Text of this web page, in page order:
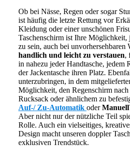
Ob bei Nässe, Regen oder sogar
ist häufig die letzte Rettung vor
Kleidung oder einer unschönen
Taschenschirm ist Ihre Möglichkeit,
zu sein, auch bei unvorhersehbaren
handlich und leicht zu verstauen,
in nahezu jeder Handtasche, jedem
der Jackentasche ihren Platz.
unterzubringen, in dem
Möglichkeit, den Regenschirm
Rucksack oder ähnlichem zu
Auf-/ Zu-Automatik oderManuell
Aber nicht nur der nützliche Teil
Rolle. Auch ein vielseitiges,
Design macht unseren doppler
exklusiven Trendstück.